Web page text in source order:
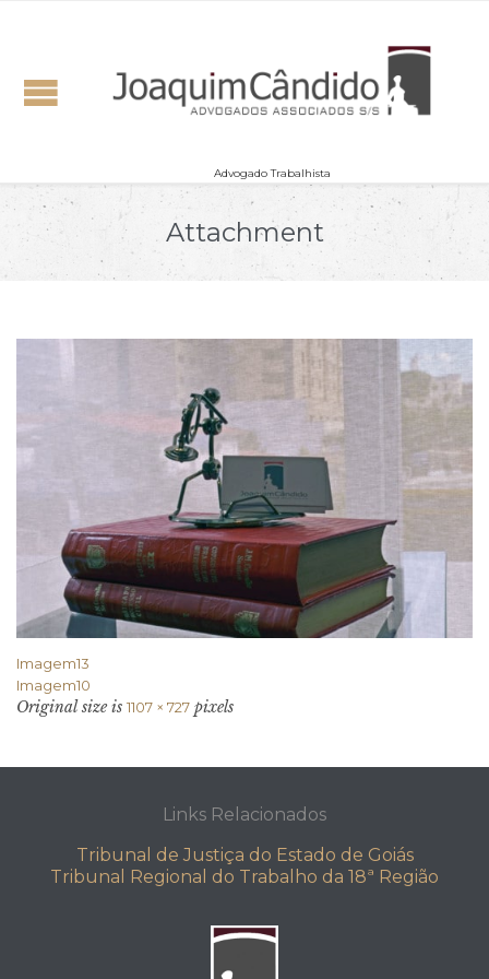
Advogado Trabalhista
Attachment
Imagem13
Imagem10
Original size is 1107 × 727 pixels
Links Relacionados
Tribunal de Justiça do Estado de Goiás
Tribunal Regional do Trabalho da 18ª Região